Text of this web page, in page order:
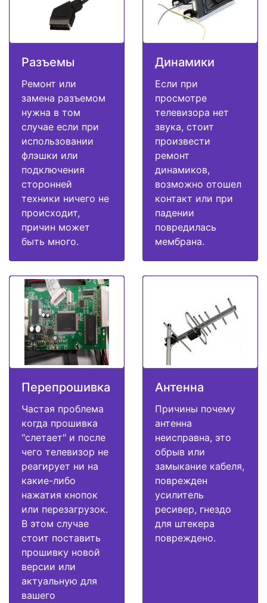
Разъемы
Ремонт или
замена разъемом
нужна в том
случае если при
использовании
флэшки или
подключения
сторонней
техники ничего не
происходит,
причин может
быть много.
Динамики
Если при
просмотре
телевизора нет
звука, стоит
произвести
ремонт
динамиков,
возможно отошел
контакт или при
падении
повредилась
мембрана.
Перепрошивка
Частая проблема
когда прошивка
"слетает" и после
чего телевизор не
реагирует ни на
какие-либо
нажатия кнопок
или перезагрузок.
В этом случае
стоит поставить
прошивку новой
версии или
актуальную для
вашего
Антенна
Причины почему
антенна
неисправна, это
обрыв или
замыкание кабеля,
поврежден
усилитель
ресивер, гнездо
для штекера
повреждено.